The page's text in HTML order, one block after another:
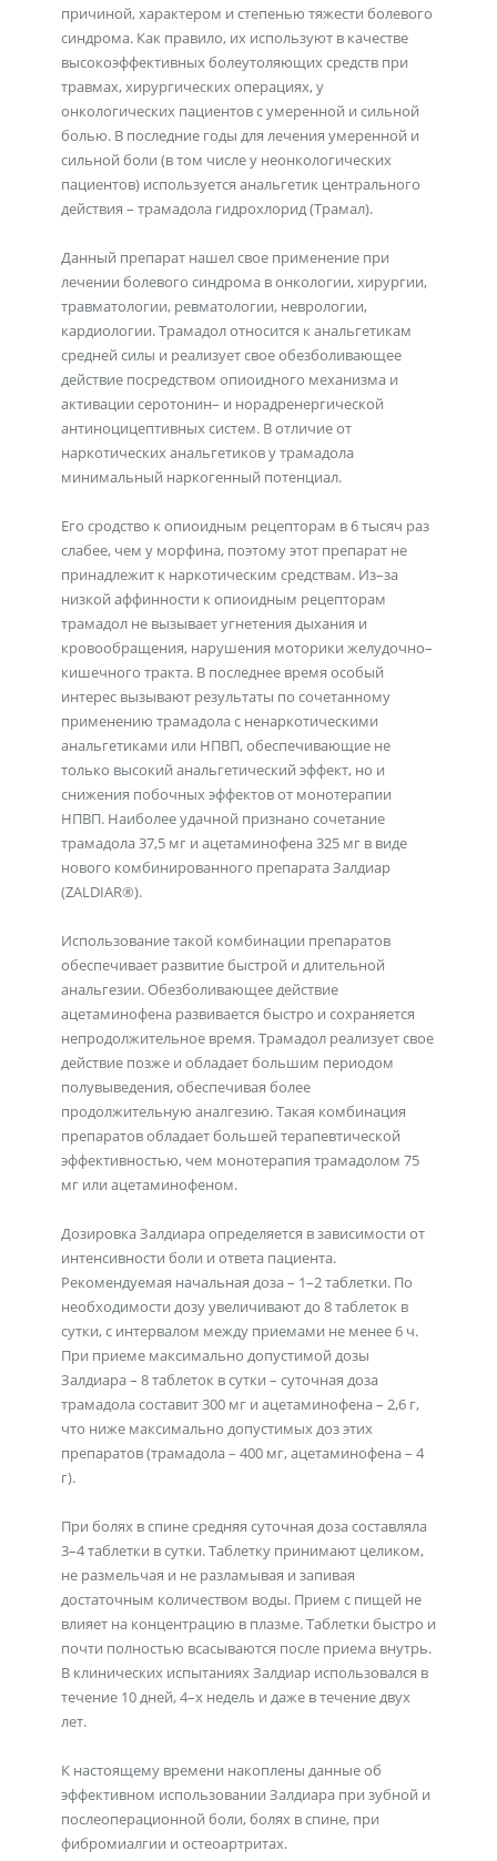
причиной, характером и степенью тяжести болевого
синдрома. Как правило, их используют в качестве
высокоэффективных болеутоляющих средств при
травмах, хирургических операциях, у
онкологических пациентов с умеренной и сильной
болью. В последние годы для лечения умеренной и
сильной боли (в том числе у неонкологических
пациентов) используется анальгетик центрального
действия – трамадола гидрохлорид (Трамал).
Данный препарат нашел свое применение при
лечении болевого синдрома в онкологии, хирургии,
травматологии, ревматологии, неврологии,
кардиологии. Трамадол относится к анальгетикам
средней силы и реализует свое обезболивающее
действие посредством опиоидного механизма и
активации серотонин– и норадренергической
антиноцицептивных систем. В отличие от
наркотических анальгетиков у трамадола
минимальный наркогенный потенциал.
Его сродство к опиоидным рецепторам в 6 тысяч раз
слабее, чем у морфина, поэтому этот препарат не
принадлежит к наркотическим средствам. Из–за
низкой аффинности к опиоидным рецепторам
трамадол не вызывает угнетения дыхания и
кровообращения, нарушения моторики желудочно–
кишечного тракта. В последнее время особый
интерес вызывают результаты по сочетанному
применению трамадола с ненаркотическими
анальгетиками или НПВП, обеспечивающие не
только высокий анальгетический эффект, но и
снижения побочных эффектов от монотерапии
НПВП. Наиболее удачной признано сочетание
трамадола 37,5 мг и ацетаминофена 325 мг в виде
нового комбинированного препарата Залдиар
(ZALDIAR®).
Использование такой комбинации препаратов
обеспечивает развитие быстрой и длительной
анальгезии. Обезболивающее действие
ацетаминофена развивается быстро и сохраняется
непродолжительное время. Трамадол реализует свое
действие позже и обладает большим периодом
полувыведения, обеспечивая более
продолжительную аналгезию. Такая комбинация
препаратов обладает большей терапевтической
эффективностью, чем монотерапия трамадолом 75
мг или ацетаминофеном.
Дозировка Залдиара определяется в зависимости от
интенсивности боли и ответа пациента.
Рекомендуемая начальная доза – 1–2 таблетки. По
необходимости дозу увеличивают до 8 таблеток в
сутки, с интервалом между приемами не менее 6 ч.
При приеме максимально допустимой дозы
Залдиара – 8 таблеток в сутки – суточная доза
трамадола составит 300 мг и ацетаминофена – 2,6 г,
что ниже максимально допустимых доз этих
препаратов (трамадола – 400 мг, ацетаминофена – 4
г).
При болях в спине средняя суточная доза составляла
3–4 таблетки в сутки. Таблетку принимают целиком,
не размельчая и не разламывая и запивая
достаточным количеством воды. Прием с пищей не
влияет на концентрацию в плазме. Таблетки быстро и
почти полностью всасываются после приема внутрь.
В клинических испытаниях Залдиар использовался в
течение 10 дней, 4–х недель и даже в течение двух
лет.
К настоящему времени накоплены данные об
эффективном использовании Залдиара при зубной и
послеоперационной боли, болях в спине, при
фибромиалгии и остеоартритах.